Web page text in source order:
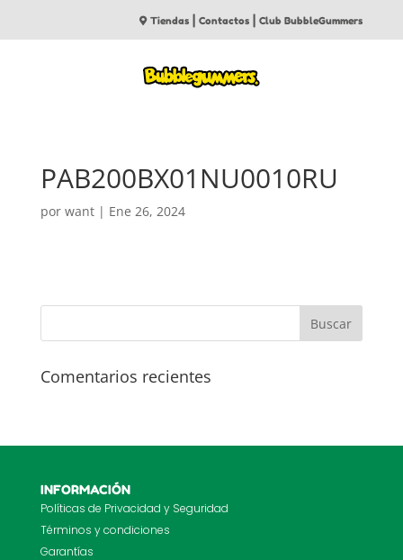
Tiendas |Contactos |Club BubbleGummers
PAB200BX01NU0010RU
por want| Ene 26, 2024
Comentarios recientes
INFORMACIÓN
Políticas de Privacidad y Seguridad
Términos y condiciones
Garantías